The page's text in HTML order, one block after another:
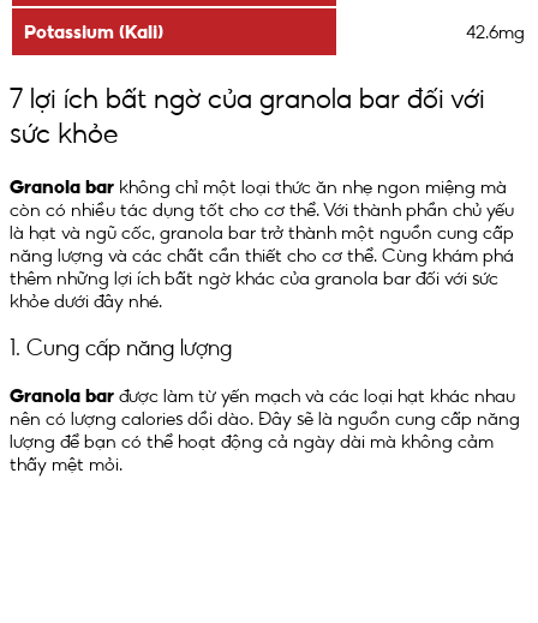
Potassium (Kali) 42.6mg
7 lợi ích bất ngờ của granola bar đối với
sức khỏe
Granola bar không chỉ một loại thức ăn nhẹ ngon miệng mà
còn có nhiều tác dụng tốt cho cơ thể. Với thành phần chủ yếu
là hạt và ngũ cốc, granola bar trở thành một nguồn cung cấp
năng lượng và các chất cần thiết cho cơ thể. Cùng khám phá
thêm những lợi ích bất ngờ khác của granola bar đối với sức
khỏe dưới đây nhé.
1. Cung cấp năng lượng
Granola bar được làm từ yến mạch và các loại hạt khác nhau
nên có lượng calories dồi dào. Đây sẽ là nguồn cung cấp năng
lượng để bạn có thể hoạt động cả ngày dài mà không cảm
thấy mệt mỏi.